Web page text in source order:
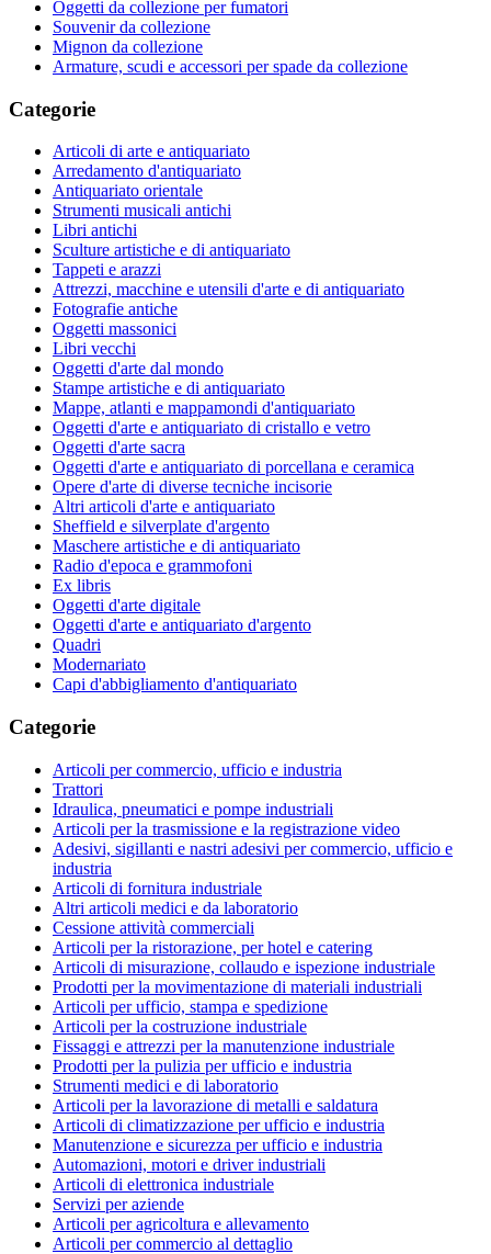
Oggetti da collezione per fumatori
Souvenir da collezione
Mignon da collezione
Armature, scudi e accessori per spade da collezione
Categorie
Articoli di arte e antiquariato
Arredamento d'antiquariato
Antiquariato orientale
Strumenti musicali antichi
Libri antichi
Sculture artistiche e di antiquariato
Tappeti e arazzi
Attrezzi, macchine e utensili d'arte e di antiquariato
Fotografie antiche
Oggetti massonici
Libri vecchi
Oggetti d'arte dal mondo
Stampe artistiche e di antiquariato
Mappe, atlanti e mappamondi d'antiquariato
Oggetti d'arte e antiquariato di cristallo e vetro
Oggetti d'arte sacra
Oggetti d'arte e antiquariato di porcellana e ceramica
Opere d'arte di diverse tecniche incisorie
Altri articoli d'arte e antiquariato
Sheffield e silverplate d'argento
Maschere artistiche e di antiquariato
Radio d'epoca e grammofoni
Ex libris
Oggetti d'arte digitale
Oggetti d'arte e antiquariato d'argento
Quadri
Modernariato
Capi d'abbigliamento d'antiquariato
Categorie
Articoli per commercio, ufficio e industria
Trattori
Idraulica, pneumatici e pompe industriali
Articoli per la trasmissione e la registrazione video
Adesivi, sigillanti e nastri adesivi per commercio, ufficio e
industria
Articoli di fornitura industriale
Altri articoli medici e da laboratorio
Cessione attività commerciali
Articoli per la ristorazione, per hotel e catering
Articoli di misurazione, collaudo e ispezione industriale
Prodotti per la movimentazione di materiali industriali
Articoli per ufficio, stampa e spedizione
Articoli per la costruzione industriale
Fissaggi e attrezzi per la manutenzione industriale
Prodotti per la pulizia per ufficio e industria
Strumenti medici e di laboratorio
Articoli per la lavorazione di metalli e saldatura
Articoli di climatizzazione per ufficio e industria
Manutenzione e sicurezza per ufficio e industria
Automazioni, motori e driver industriali
Articoli di elettronica industriale
Servizi per aziende
Articoli per agricoltura e allevamento
Articoli per commercio al dettaglio